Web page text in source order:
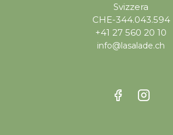
Svizzera
CHE-344.043.594
+41 27 560 20 10
info@lasalade.ch